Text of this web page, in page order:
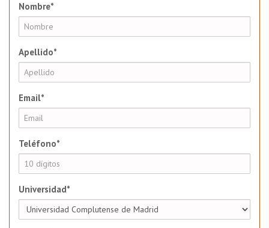
Nombre*
Apellido*
Email*
Teléfono*
Universidad*